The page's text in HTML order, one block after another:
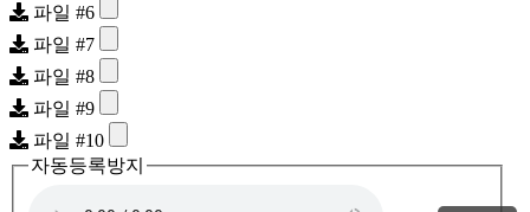
파일 #6
파일 #7
파일 #8
파일 #9
파일 #10
자동등록방지